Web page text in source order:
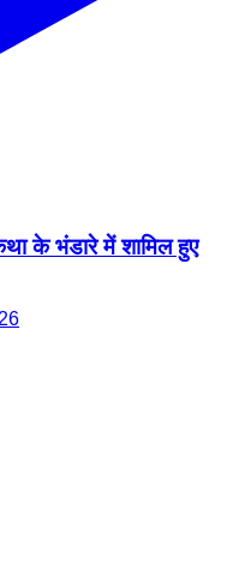
के भंडारे में शामिल हुए